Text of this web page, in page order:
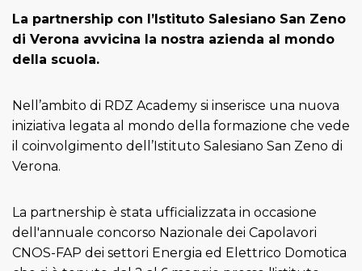
La partnership con l’Istituto Salesiano San Zeno
di Verona avvicina la nostra azienda al mondo
della scuola.
Nell’ambito di RDZ Academy si inserisce una nuova
iniziativa legata al mondo della formazione che vede
il coinvolgimento dell’Istituto Salesiano San Zeno di
Verona.
La partnership è stata ufficializzata in occasione
dell'annuale concorso Nazionale dei Capolavori
CNOS-FAP dei settori Energia ed Elettrico Domotica